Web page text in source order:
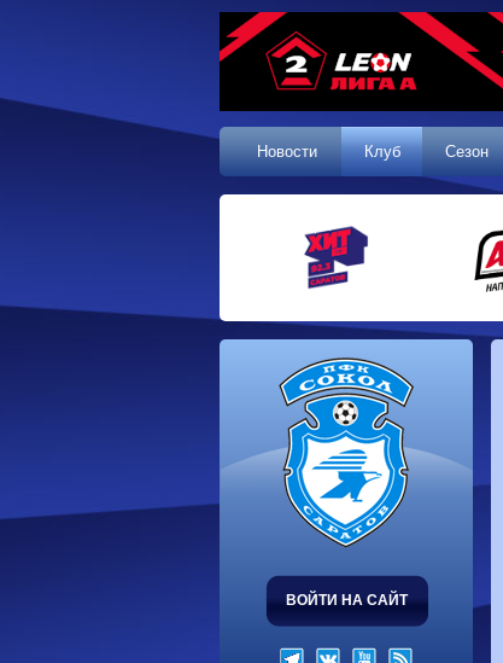
Новости Клуб Сезон
ВОЙТИ НА САЙТ
1 тур, 19.07.2026
1-1
Калуга
Динамо
0-0
Волгарь
0-0
Динамо-Брянск
2-1
Алания
1-2 Сибирь